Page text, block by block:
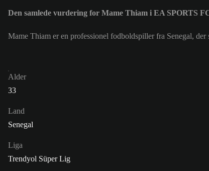
Den samlede vurdering for Mame Thiam i EA SPORTS
Mame Thiam er en professionel fodboldspiller fra Senegal,
Alder
33
Land
Senegal
Liga
Trendyol Süper Lig